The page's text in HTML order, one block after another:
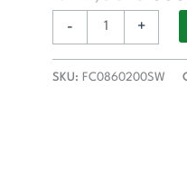
-
Puerta
Abatible
800x600x2000h
+
SKU: FC0860200SW